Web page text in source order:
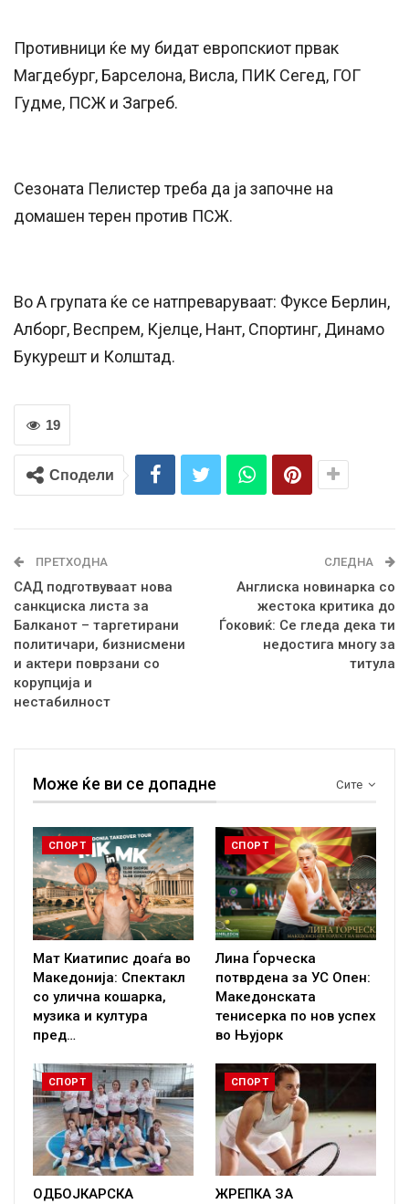
Противници ќе му бидат европскиот првак
Магдебург, Барселона, Висла, ПИК Сегед, ГОГ
Гудме, ПСЖ и Загреб.
Сезоната Пелистер треба да ја започне на
домашен терен против ПСЖ.
Во А групата ќе се натпреваруваат: Фуксе Берлин,
Алборг, Веспрем, Кјелце, Нант, Спортинг, Динамо
Букурешт и Колштад.
19
Сподели
ПРЕТХОДНА
САД подготвуваат нова
санкциска листа за
Балканот – таргетирани
политичари, бизнисмени
и актери поврзани со
корупција и
нестабилност
СЛЕДНА
Англиска новинарка со
жестока критика до
Ѓоковиќ: Се гледа дека ти
недостига многу за
титула
Сите
Може ќе ви се допадне
СПОРТ
Мат Киатипис доаѓа во
Македонија: Спектакл
со улична кошарка,
музика и култура
пред…
СПОРТ
Лина Ѓорческа
потврдена за УС Опен:
Македонската
тенисерка по нов успех
во Њујорк
СПОРТ
ОДБОЈКАРСКА
СПОРТ
ЖРЕПКА ЗА